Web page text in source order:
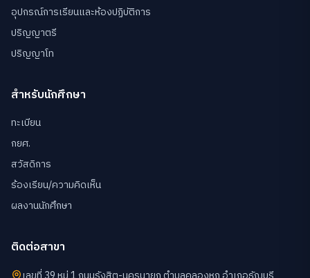
อุปกรณ์การเรียนและห้องปฏิบัติการ
ปริญญาตรี
ปริญญาโท
สำหรับนักศึกษา
ทะเบียน
กยศ.
สวัสดิการ
ร้องเรียน/ความคิดเห็น
ผลงานนักศึกษา
ติดต่อสาขา